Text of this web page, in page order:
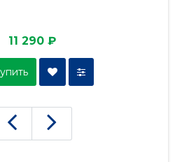
11 290 ₽